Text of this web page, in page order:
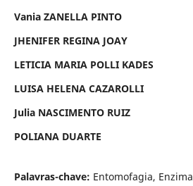
Vania ZANELLA PINTO
JHENIFER REGINA JOAY
LETICIA MARIA POLLI KADES
LUISA HELENA CAZAROLLI
Julia NASCIMENTO RUIZ
POLIANA DUARTE
Palavras-chave: Entomofagia,